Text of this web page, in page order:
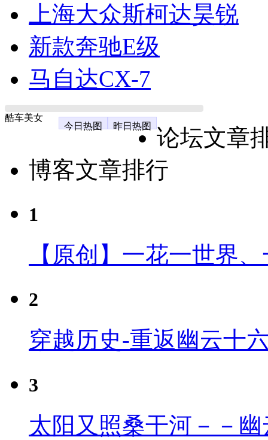
上海大众斯柯达昊锐
新款奔驰E级
马自达CX-7
酷车美女
今日热图
昨日热图
论坛文章
博客文章排行
1
【原创】一花一世界
2
穿越历史-重返幽云十
3
太阳又照桑干河－－